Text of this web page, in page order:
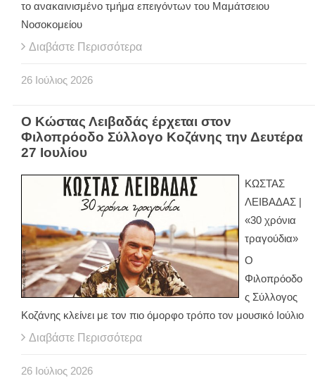
το ανακαινισμένο τμήμα επειγόντων του Μαμάτσειου
Νοσοκομείου
Διαβάστε Περισσότερα
26 Ιούλιος 2026
Ο Κώστας Λειβαδάς έρχεται στον
Φιλοπρόοδο Σύλλογο Κοζάνης την Δευτέρα
27 Ιουλίου
ΚΩΣΤΑΣ
ΛΕΙΒΑΔΑΣ |
«30 χρόνια
τραγούδια»
Ο
Φιλοπρόοδο
ς Σύλλογος
Κοζάνης κλείνει με τον πιο όμορφο τρόπο τον μουσικό Ιούλιο
Διαβάστε Περισσότερα
26 Ιούλιος 2026